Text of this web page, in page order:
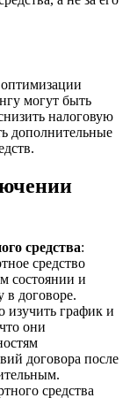
могут быть
налоговую
дополнительные
средства:
средство
состоянии и
в договоре.
изучить график и
они
договора после
средства